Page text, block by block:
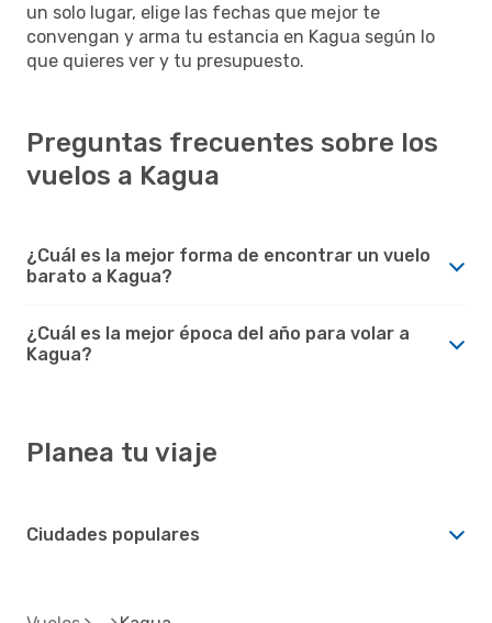
un solo lugar, elige las fechas que mejor te
convengan y arma tu estancia en Kagua según lo
que quieres ver y tu presupuesto.
Preguntas frecuentes sobre los
vuelos a Kagua
¿Cuál es la mejor forma de encontrar un vuelo
barato a Kagua?
¿Cuál es la mejor época del año para volar a
Kagua?
Planea tu viaje
Ciudades populares